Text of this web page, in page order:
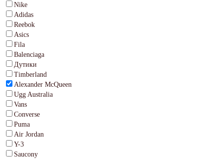
Nike
Adidas
Reebok
Asics
Fila
Balenciaga
Дутики
Timberland
Alexander McQueen
Ugg Australia
Vans
Converse
Puma
Air Jordan
Y-3
Saucony